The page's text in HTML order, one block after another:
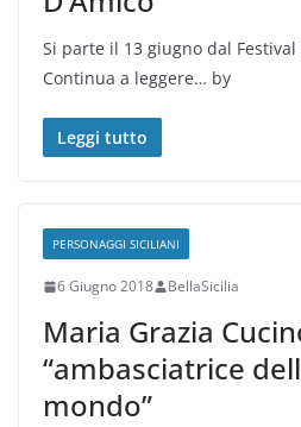
Si parte il 13 giugno dal
Continua a leggere… by
Leggi tutto
PERSONAGGI SICILIANI
6 Giugno 2018 BellaSicilia
Maria Grazia
“ambasciatrice
mondo”